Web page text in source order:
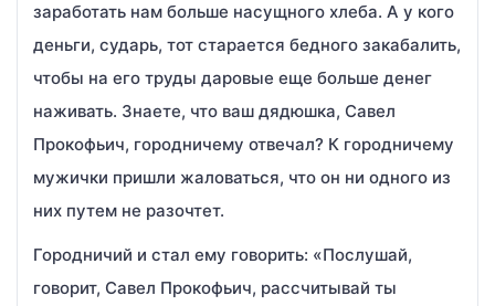
заработать нам больше насущного хлеба. А у кого
деньги, сударь, тот старается бедного закабалить,
чтобы на его труды даровые еще больше денег
наживать. Знаете, что ваш дядюшка, Савел
Прокофьич, городничему отвечал? К городничему
мужички пришли жаловаться, что он ни одного из
них путем не разочтет.
Городничий и стал ему говорить: «Послушай,
говорит, Савел Прокофьич, рассчитывай ты